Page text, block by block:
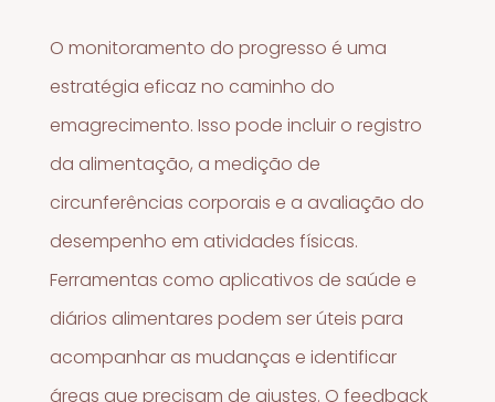
O monitoramento do progresso é uma
estratégia eficaz no caminho do
emagrecimento. Isso pode incluir o registro
da alimentação, a medição de
circunferências corporais e a avaliação do
desempenho em atividades físicas.
Ferramentas como aplicativos de saúde e
diários alimentares podem ser úteis para
acompanhar as mudanças e identificar
áreas que precisam de ajustes. O feedback